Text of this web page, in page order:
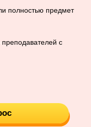
полностью предмет
с